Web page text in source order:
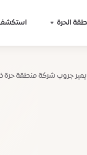
الحرة
جروب شركة منطقة حرة